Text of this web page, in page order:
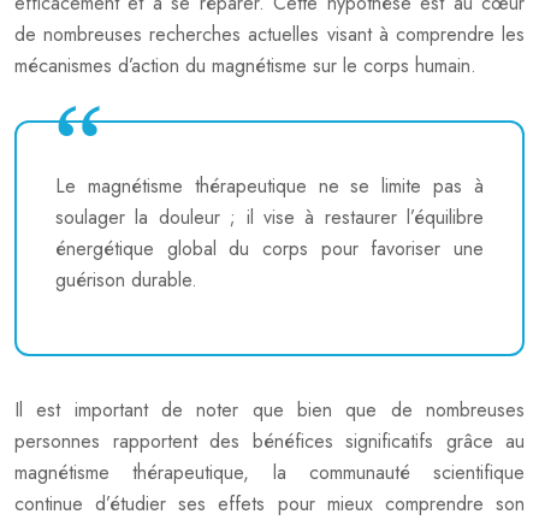
de nombreuses recherches actuelles visant à comprendre les
mécanismes d’action du magnétisme sur le corps humain.
Le magnétisme thérapeutique ne se limite pas à
soulager la douleur ; il vise à restaurer l’équilibre
énergétique global du corps pour favoriser une
guérison durable.
Il est important de noter que bien que de nombreuses
personnes rapportent des bénéfices significatifs grâce au
magnétisme thérapeutique, la communauté scientifique
continue d’étudier ses effets pour mieux comprendre son